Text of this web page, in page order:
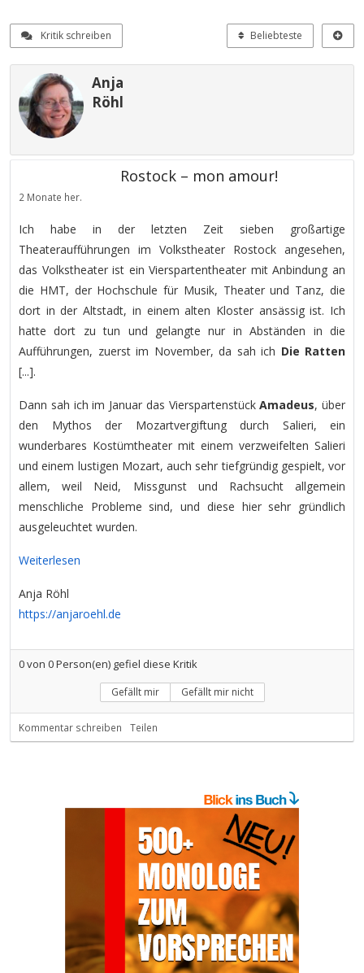
Kritik schreiben Beliebteste
Anja
Röhl
Rostock – mon amour!
2 Monate her.
Ich habe in der letzten Zeit sieben großartige
Theateraufführungen im Volkstheater Rostock angesehen,
das Volkstheater ist ein Vierspartentheater mit Anbindung an
die HMT, der Hochschule für Musik, Theater und Tanz, die
dort in der Altstadt, in einem alten Kloster ansässig ist. Ich
hatte dort zu tun und gelangte nur in Abständen in die
Aufführungen, zuerst im November, da sah ich Die Ratten
[...].
Dann sah ich im Januar das VierspartenstückAmadeus, über
den Mythos der Mozartvergiftung durch Salieri, ein
wunderbares Kostümtheater mit einem verzweifelten Salieri
und einem lustigen Mozart, auch sehr tiefgründig gespielt, vor
allem, weil Neid, Missgunst und Rachsucht allgemein
menschliche Probleme sind, und diese hier sehr gründlich
ausgeleuchtet wurden.
Weiterlesen
Anja Röhl
https://anjaroehl.de
0von 0Person(en) gefiel diese Kritik
Gefällt mir Gefällt mir nicht
Kommentar schreiben Teilen